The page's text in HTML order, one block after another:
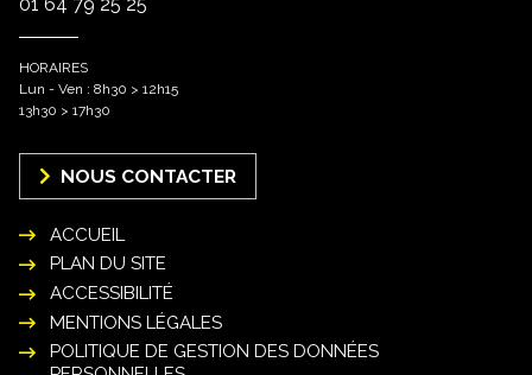
01 64 79 25 25
HORAIRES
Lun - Ven : 8h30 > 12h15
13h30 > 17h30
NOUS CONTACTER
ACCUEIL
PLAN DU SITE
ACCESSIBILITÉ
MENTIONS LÉGALES
POLITIQUE DE GESTION DES DONNÉES